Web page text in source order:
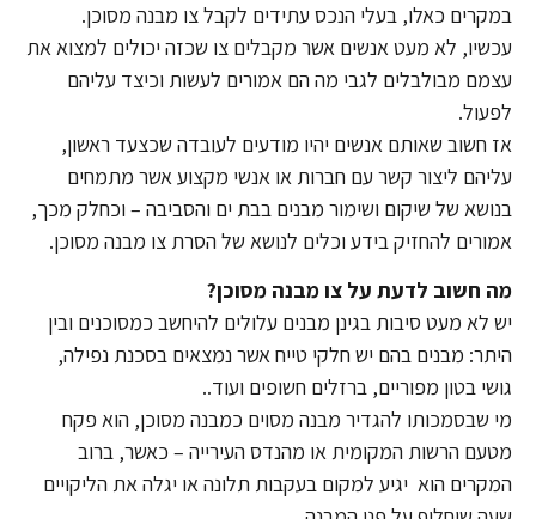
במקרים כאלו, בעלי הנכס עתידים לקבל צו מבנה מסוכן.
עכשיו, לא מעט אנשים אשר מקבלים צו שכזה יכולים למצוא את
עצמם מבולבלים לגבי מה הם אמורים לעשות וכיצד עליהם
לפעול.
אז חשוב שאותם אנשים יהיו מודעים לעובדה שכצעד ראשון,
עליהם ליצור קשר עם חברות או אנשי מקצוע אשר מתמחים
בנושא של שיקום ושימור מבנים בבת ים והסביבה – וכחלק מכך,
אמורים להחזיק בידע וכלים לנושא של הסרת צו מבנה מסוכן.
מה חשוב לדעת על צו מבנה מסוכן?
יש לא מעט סיבות בגינן מבנים עלולים להיחשב כמסוכנים ובין
היתר: מבנים בהם יש חלקי טייח אשר נמצאים בסכנת נפילה,
גושי בטון מפוריים, ברזלים חשופים ועוד..
מי שבסמכותו להגדיר מבנה מסוים כמבנה מסוכן, הוא פקח
מטעם הרשות המקומית או מהנדס העירייה – כאשר, ברוב
המקרים הוא יגיע למקום בעקבות תלונה או יגלה את הליקויים